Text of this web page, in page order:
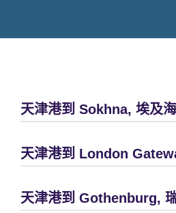
天津港到 Sokhna, 埃及
天津港到 London
天津港到 Gothenburg,